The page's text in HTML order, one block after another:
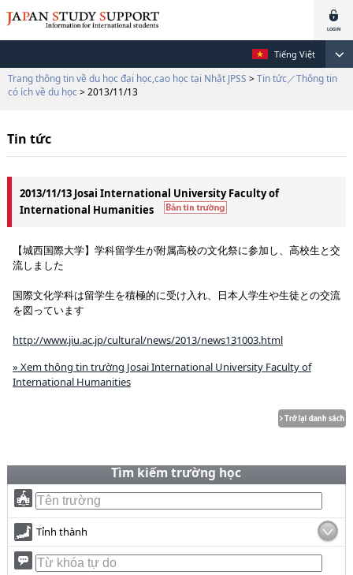
Tiếng Việt
Trang thông tin về du học đại học,cao học tại Nhật JPSS > Tin tức／Thông tin
có ích về du học > 2013/11/13
Tin tức
2013/11/13 Josai International University Faculty of
International Humanities
【城西国際大学】学科留学生が附属高校の文化祭に参加し、高校生と交
流しました
国際文化学科は留学生を積極的に受け入れ、日本人学生や生徒との交流
を図っています
http://www.jiu.ac.jp/cultural/news/2013/news131003.html
» Xem thông tin trường Josai International University Faculty of
International Humanities
Tìm kiếm trường học
Tỉnh thành